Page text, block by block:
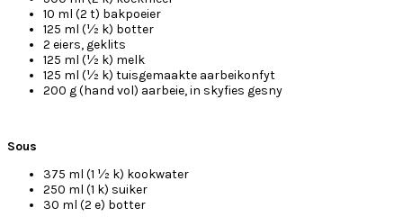
10 ml (2 t) bakpoeier
125 ml (½ k) botter
2 eiers, geklits
125 ml (½ k) melk
125 ml (½ k) tuisgemaakte aarbeikonfyt
200 g (hand vol) aarbeie, in skyfies gesny
Sous
375 ml (1 ½ k) kookwater
250 ml (1 k) suiker
30 ml (2 e) botter